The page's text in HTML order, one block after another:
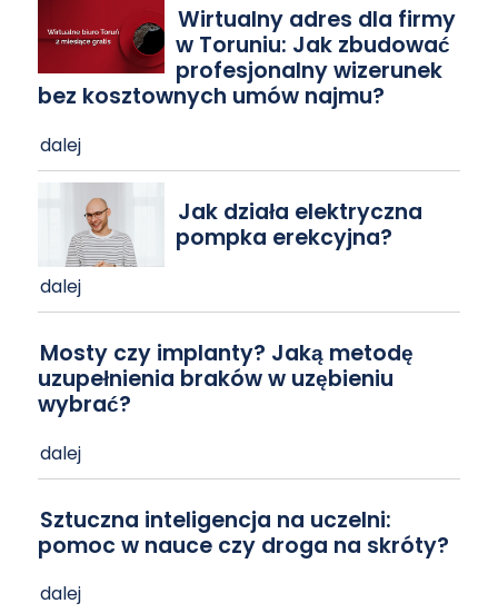
Wirtualny adres dla firmy
w Toruniu: Jak zbudować
profesjonalny wizerunek
bez kosztownych umów najmu?
dalej
Jak działa elektryczna
pompka erekcyjna?
dalej
Mosty czy implanty? Jaką metodę
uzupełnienia braków w uzębieniu
wybrać?
dalej
Sztuczna inteligencja na uczelni:
pomoc w nauce czy droga na skróty?
dalej